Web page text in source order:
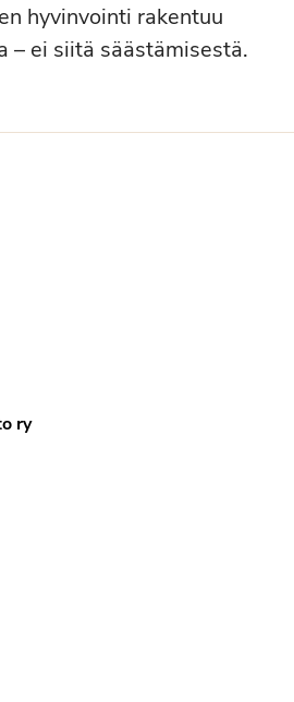
hyvinvointi rakentuu
– ei siitä säästämisestä.
ry